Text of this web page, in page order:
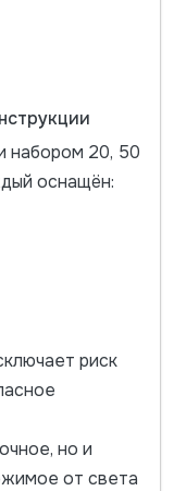
набором 20, 50
оснащён:
риск
но и
от света